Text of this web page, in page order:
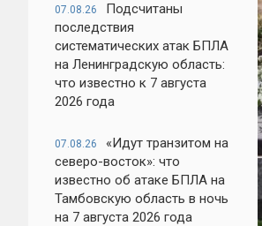
07.08.26
Подсчитаны
последствия
систематических атак БПЛА
на Ленинградскую область:
что известно к 7 августа
2026 года
07.08.26
«Идут транзитом на
северо-восток»: что
известно об атаке БПЛА на
Тамбовскую область в ночь
на 7 августа 2026 года